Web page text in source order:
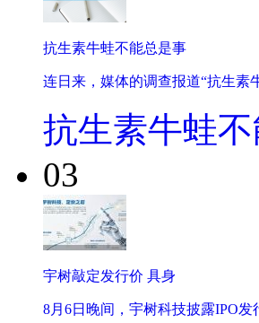
抗生素牛蛙不能总是事
连日来，媒体的调查报道“抗生素
抗生素牛蛙
03
宇树敲定发行价 具身
8月6日晚间，宇树科技披露IPO发